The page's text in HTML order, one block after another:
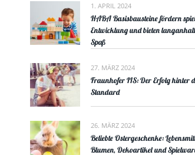
1. APRIL 2024
HABA Basisbausteine fördern
Entwicklung und bieten
Spaß
27. MÄRZ 2024
Fraunhofer IIS: Der Erfolg hinter
Standard
26. MÄRZ 2024
Beliebte Ostergeschenke:
Blumen, Dekoartikel und